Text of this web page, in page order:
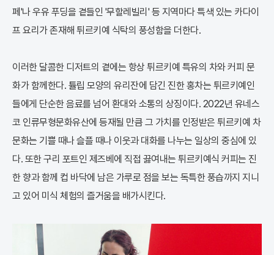
페'나 우유 푸딩을 곁들인 '무할레빌리' 등 지역마다 특색 있는 카다이
프 요리가 존재해 튀르키예 식탁의 풍성함을 더한다.
이러한 달콤한 디저트의 곁에는 항상 튀르키예 특유의 차와 커피 문
화가 함께한다. 튤립 모양의 유리잔에 담긴 진한 홍차는 튀르키예인
들에게 단순한 음료를 넘어 환대와 소통의 상징이다. 2022년 유네스
코 인류무형문화유산에 등재될 만큼 그 가치를 인정받은 튀르키예 차
문화는 기쁠 때나 슬플 때나 이웃과 대화를 나누는 일상의 중심에 있
다. 또한 구리 포트인 제즈베에 직접 끓여내는 튀르키예식 커피는 진
한 향과 함께 컵 바닥에 남은 가루로 점을 보는 독특한 풍습까지 지니
고 있어 미식 체험의 즐거움을 배가시킨다.